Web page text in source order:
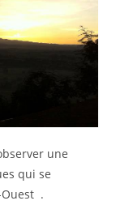
une
qui se
.